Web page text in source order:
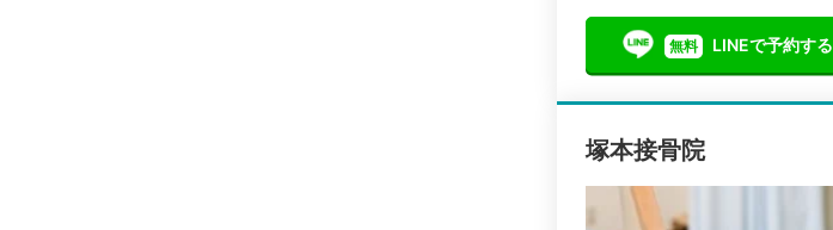
無料 LINEで予約する
塚本接骨院